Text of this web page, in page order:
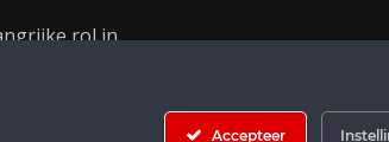
rol in
Accepteer